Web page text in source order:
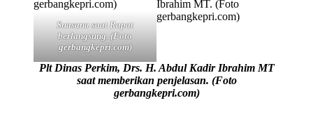
Suasana saat Rapat
berlangsung. (Foto
gerbangkepri.com)
Plt Dinas Perkim, Drs. H. Abdul Kadir Ibrahim MT
saat memberikan penjelasan. (Foto
gerbangkepri.com)